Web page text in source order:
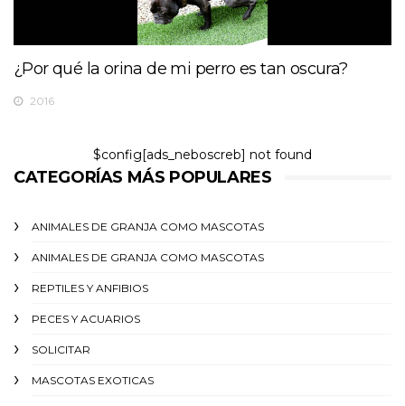
¿Por qué la orina de mi perro es tan oscura?
2016
$config[ads_neboscreb] not found
CATEGORÍAS MÁS POPULARES
ANIMALES DE GRANJA COMO MASCOTAS
ANIMALES DE GRANJA COMO MASCOTAS
REPTILES Y ANFIBIOS
PECES Y ACUARIOS
SOLICITAR
MASCOTAS EXOTICAS